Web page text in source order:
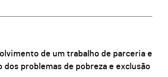
de um trabalho de parceria e
problemas de pobreza e exclusão